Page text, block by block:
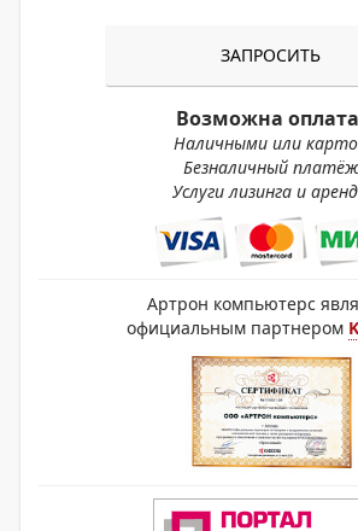
ЗАПРОСИТЬ
Возможна
Наличными или
Безналичный платёж
Услуги лизинга и
Артрон компьютерс
официальным партнером